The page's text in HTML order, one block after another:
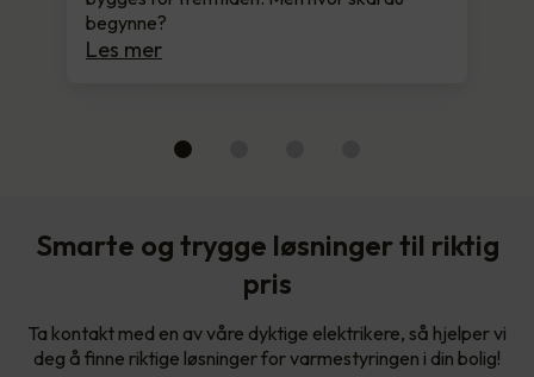
begynne?
Les mer
Smarte og trygge løsninger til riktig
pris
Ta kontakt med en av våre dyktige elektrikere, så hjelper vi
deg å finne riktige løsninger for varmestyringen i din bolig!